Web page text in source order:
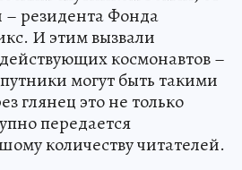
резидента Фонда
И этим вызвали
космонавтов –
могут быть такими
глянец это не только
передается
количеству читателей.